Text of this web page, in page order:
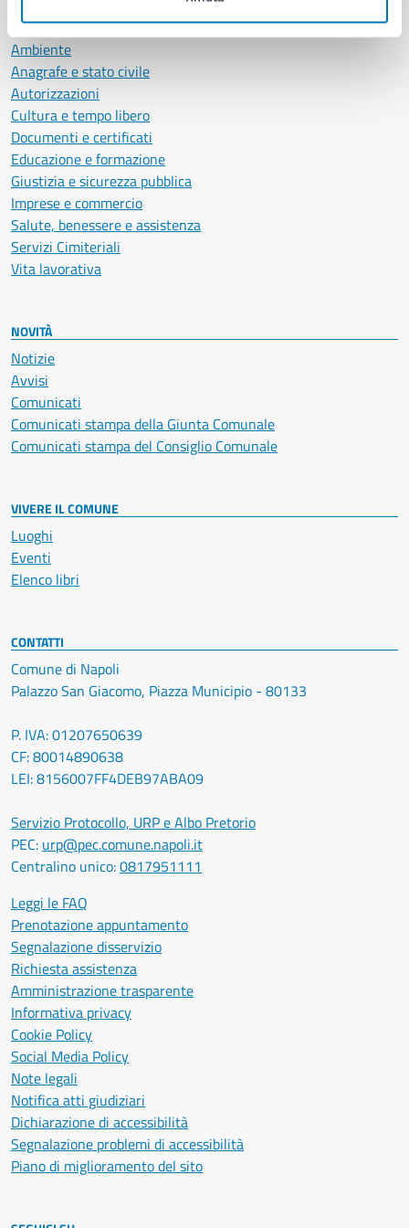
CATEGORIE DI SERVIZIO
Ambiente
Anagrafe e stato civile
Autorizzazioni
Cultura e tempo libero
Documenti e certificati
Educazione e formazione
Giustizia e sicurezza pubblica
Imprese e commercio
Salute, benessere e assistenza
Servizi Cimiteriali
Vita lavorativa
NOVITÀ
Notizie
Avvisi
Comunicati
Comunicati stampa della Giunta Comunale
Comunicati stampa del Consiglio Comunale
VIVERE IL COMUNE
Luoghi
Eventi
Elenco libri
CONTATTI
Comune di Napoli
Palazzo San Giacomo, Piazza Municipio - 80133
P. IVA: 01207650639
CF: 80014890638
LEI: 8156007FF4DEB97ABA09
Servizio Protocollo, URP e Albo Pretorio
PEC: urp@pec.comune.napoli.it
Centralino unico:0817951111
Leggi le FAQ
Prenotazione appuntamento
Segnalazione disservizio
Richiesta assistenza
Amministrazione trasparente
Informativa privacy
Cookie Policy
Social Media Policy
Note legali
Notifica atti giudiziari
Dichiarazione di accessibilità
Segnalazione problemi di accessibilità
Piano di miglioramento del sito